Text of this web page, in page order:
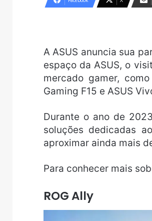
A ASUS anuncia sua
espaço da ASUS, o
mercado gamer,
Gaming F15 e ASUS
Durante o ano de
soluções dedicadas
aproximar ainda mais
Para conhecer mais
ROG Ally